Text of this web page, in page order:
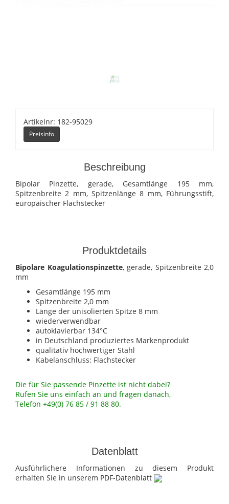
Artikelnr: 182-95029
Preisinfo
Beschreibung
Bipolar Pinzette, gerade, Gesamtlänge 195 mm,
Spitzenbreite 2 mm, Spitzenlänge 8 mm, Führungsstift,
europäischer Flachstecker
Produktdetails
Bipolare Koagulationspinzette, gerade, Spitzenbreite 2,0
mm
Gesamtlänge 195 mm
Spitzenbreite 2,0 mm
Länge der unisolierten Spitze 8 mm
wiederverwendbar
autoklavierbar 134°C
in Deutschland produziertes Markenprodukt
qualitativ hochwertiger Stahl
Kabelanschluss: Flachstecker
Die für Sie passende Pinzette ist nicht dabei?
Rufen Sie uns einfach an und fragen danach,
Telefon +49(0) 76 85 / 91 88 80.
Datenblatt
Ausführlichere Informationen zu diesem Produkt
erhalten Sie in unserem PDF-Datenblatt